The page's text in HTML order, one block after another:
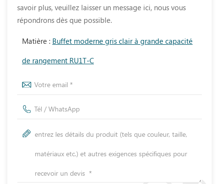
savoir plus, veuillez laisser un message ici, nous vous
répondrons dès que possible.
Matière : Buffet moderne gris clair à grande capacité
de rangement RU1T-C